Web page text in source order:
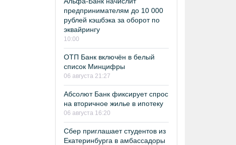
предпринимателям до 10 000
рублей кэшбэка за оборот по
эквайрингу
10:00
ОТП Банк включён в белый
список Минцифры
06 августа 21:27
Абсолют Банк фиксирует спрос
на вторичное жилье в ипотеку
06 августа 16:20
Сбер приглашает студентов из
Екатеринбурга в амбассадоры